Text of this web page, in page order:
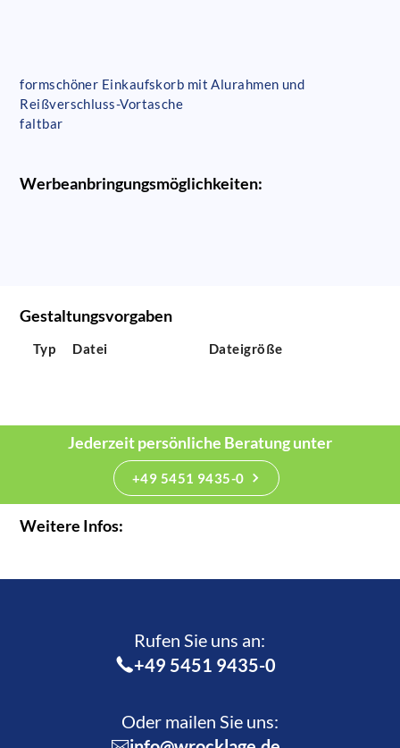
formschöner Einkaufskorb mit Alurahmen und
Reißverschluss-Vortasche
faltbar
Werbeanbringungsmöglichkeiten:
Gestaltungsvorgaben
Typ Datei Dateigröße
Jederzeit persönliche Beratung unter
+49 5451 9435-0
Weitere Infos:
Rufen Sie uns an:­
+49 5451 9435-0
Oder mailen Sie uns: